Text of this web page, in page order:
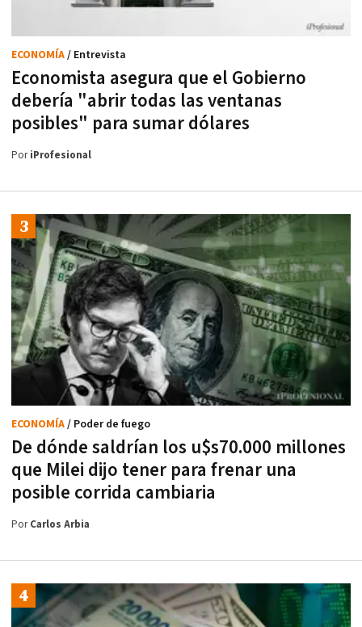
Economista asegura que el Gobierno
debería "abrir todas las ventanas
posibles" para sumar dólares
ECONOMÍA/ Entrevista
PoriProfesional
De dónde saldrían los u$s70.000 millones
que Milei dijo tener para frenar una
posible corrida cambiaria
ECONOMÍA/ Poder de fuego
PorCarlos Arbia